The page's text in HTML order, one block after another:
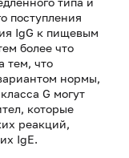
поступления
IgG к пищевым
более что
тем, что
нормы,
G могут
которые
реакций,
IgE.